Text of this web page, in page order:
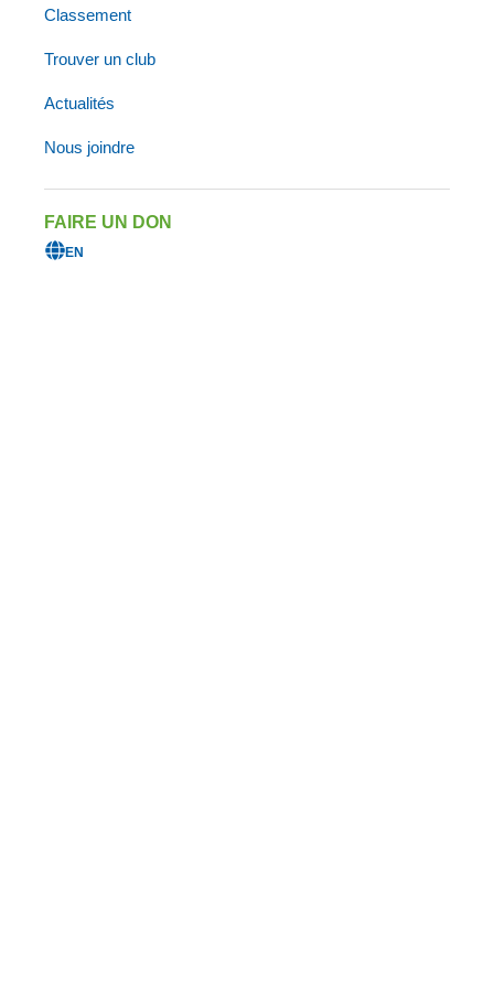
Classement
Trouver un club
Actualités
Nous joindre
FAIRE UN DON
EN
nationale junior – Virginie
Camp régional – Section Est
Camp régional – Abitibi-
Témiscamingue